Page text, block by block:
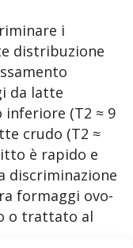
i
distribuzione
da latte
(T2 ≈ 9
crudo (T2 ≈
è rapido e
discriminazione
formaggi ovo-
o trattato al